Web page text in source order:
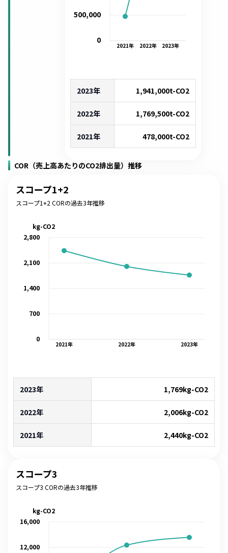
2021年 2022年 2023年
0
500,000
2023年 1,941,000t-CO2
2022年 1,769,500t-CO2
2021年 478,000t-CO2
COR（売上高あたりのCO2排出量）推移
スコープ1+2
スコープ1+2 CORの過去3年推移
2021年 2022年 2023年
0
700
1,400
2,100
2,800
kg-CO2
2023年 1,769kg-CO2
2022年 2,006kg-CO2
2021年 2,440kg-CO2
スコープ3
スコープ3 CORの過去3年推移
12,000
16,000
kg-CO2